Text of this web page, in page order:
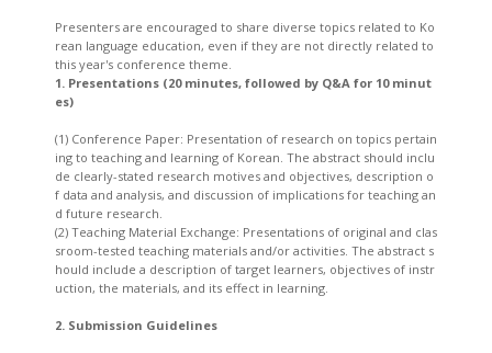
Presenters are encouraged to share diverse topics related to Ko
rean language education, even if they are not directly related to
this year's conference theme.
1. Presentations (20 minutes, followed by Q&A for 10 minut
es)
(1) Conference Paper: Presentation of research on topics pertain
ing to teaching and learning of Korean. The abstract should inclu
de clearly-stated research motives and objectives, description o
f data and analysis, and discussion of implications for teaching an
d future research.
(2) Teaching Material Exchange: Presentations of original and clas
sroom-tested teaching materials and/or activities. The abstract s
hould include a description of target learners, objectives of instr
uction, the materials, and its effect in learning.
2. Submission Guidelines